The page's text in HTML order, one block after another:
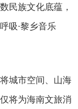
民族文化底蕴，
吸·黎乡音乐
城市空间、山海
将为海南文旅消